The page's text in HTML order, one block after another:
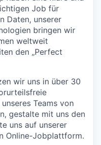
Job für
Daten, unserer
bringen wir
weltweit
den „Perfect
wir uns in über 30
Teams von
gestalte mit uns den
uns auf unserer
Online-Jobplattform.